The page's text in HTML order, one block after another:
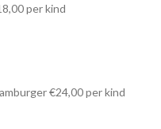
per kind
€24,00 per kind